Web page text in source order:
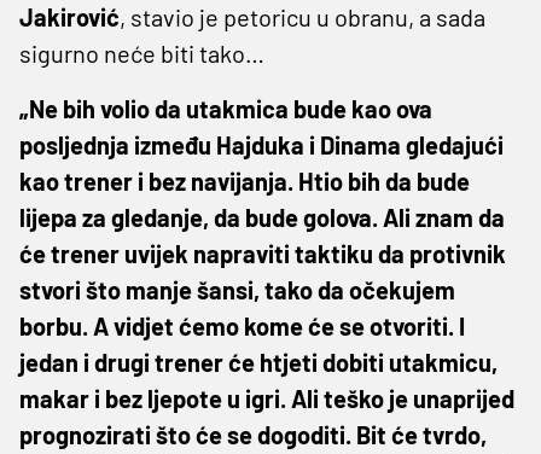
Jakirović, stavio je petoricu u obranu, a sada
sigurno neće biti tako…
„Ne bih volio da utakmica bude kao ova
posljednja između Hajduka i Dinama gledajući
kao trener i bez navijanja. Htio bih da bude
lijepa za gledanje, da bude golova. Ali znam da
će trener uvijek napraviti taktiku da protivnik
stvori što manje šansi, tako da očekujem
borbu. A vidjet ćemo kome će se otvoriti. I
jedan i drugi trener će htjeti dobiti utakmicu,
makar i bez ljepote u igri. Ali teško je unaprijed
prognozirati što će se dogoditi. Bit će tvrdo,